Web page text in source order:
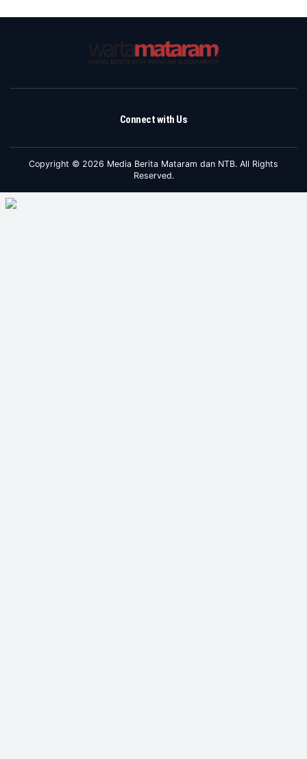
Connect with Us
Copyright © 2026 Media Berita Mataram dan NTB. All Rights
Reserved.